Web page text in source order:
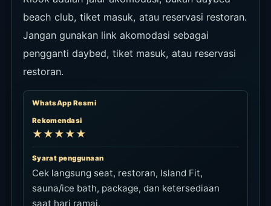
beach club, tiket masuk, atau reservasi restoran.
Jangan gunakan link akomodasi sebagai
pengganti daybed, tiket masuk, atau reservasi
restoran.
WhatsApp Resmi
Rekomendasi
★★★★★
Syarat penggunaan
Cek langsung seat, restoran, Island Fit,
sauna/ice bath, package, dan ketersediaan
saat hari ramai.